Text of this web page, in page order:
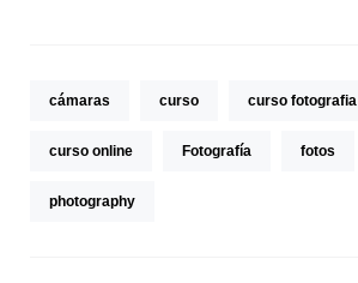
cámaras curso curso fotografia
curso online Fotografía fotos
photography